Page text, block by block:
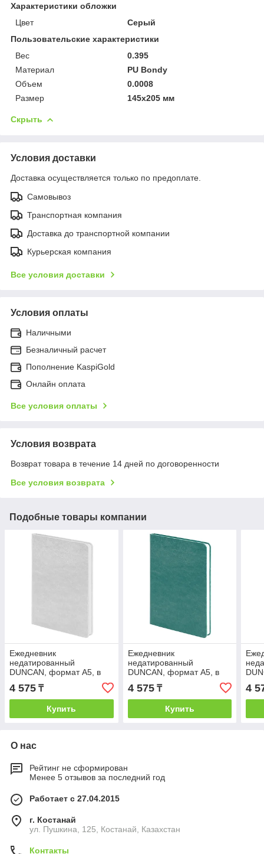
Характеристики обложки
Цвет
Серый
Пользовательские характеристики
Вес
0.395
Материал
PU Bondy
Объем
0.0008
Размер
145x205 мм
Скрыть
Условия доставки
Доставка осуществляется только по предоплате.
Самовывоз
Транспортная компания
Доставка до транспортной компании
Курьерская компания
Все условия доставки
Условия оплаты
Наличными
Безналичный расчет
Пополнение KaspiGold
Онлайн оплата
Все условия оплаты
Условия возврата
Возврат товара в течение 14 дней по договоренности
Все условия возврата
Подобные товары компании
Ежедневник
недатированный
DUNCAN, формат А5, в
линейку, Белый, -, 24607
01
4 575 ₸
Купить
Ежедневник
недатированный
DUNCAN, формат А5, в
линейку, Голубой, -, 24607
07
4 575₸
Купить
4
О нас
Рейтинг не сформирован
Менее 5 отзывов за последний год
Работает с 27.04.2015
г. Костанай
ул. Пушкина, 125, Костанай, Казахстан
Контакты